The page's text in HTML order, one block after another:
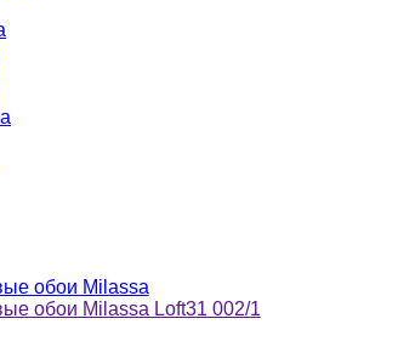
обои Milassa
обои Milassa Loft31 002/1